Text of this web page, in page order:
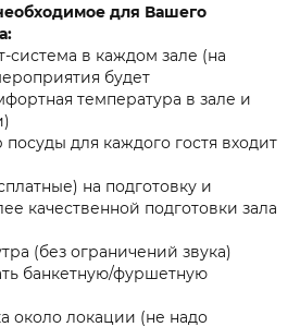
для Вашего
система в каждом зале (на
будет
температура в зале и
посуды для каждого гостя входит
на подготовку и
качественной подготовки зала
(без ограничений звука)
банкетную/фуршетную
около локации (не надо